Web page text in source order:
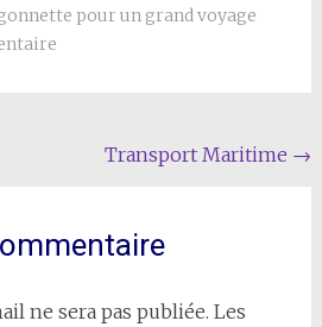
pour un grand voyage
Transport Maritime →
ne sera pas publiée. Les